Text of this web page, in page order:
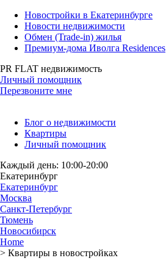
Новостройки в Екатеринбурге
Новости недвижимости
Обмен (Trade-in) жилья
Премиум-дома Иволга Residences
PR FLAT недвижимость
Личный помощник
Перезвоните мне
Блог о недвижимости
Квартиры
Личный помощник
Каждый день: 10:00-20:00
Екатеринбург
Екатеринбург
Москва
Санкт-Петербург
Тюмень
Новосибирск
Home
> Квартиры в новостройках